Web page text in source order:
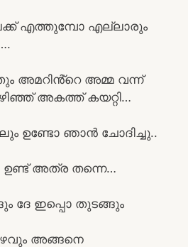
എത്തുമ്പോ എല്ലാരും
അമറിൻ്റെ അമ്മ വന്ന്
അകത്ത് കയറ്റി…
ഉണ്ടോ ഞാൻ ചോദിച്ചു..
ഉണ്ട് അത്ര തന്നെ…
ദേ ഇപ്പൊ തുടങ്ങും
അങ്ങനെ